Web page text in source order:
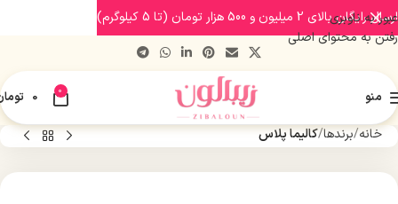
عبور به ناوبری
رفتن به محتوای اصلی
منو 0
0
خانه برندها کالیما پلاس
ارسال رایگان بالای 2 میلیون و 500 هزار تومان (تا 5 کیلوگرم)